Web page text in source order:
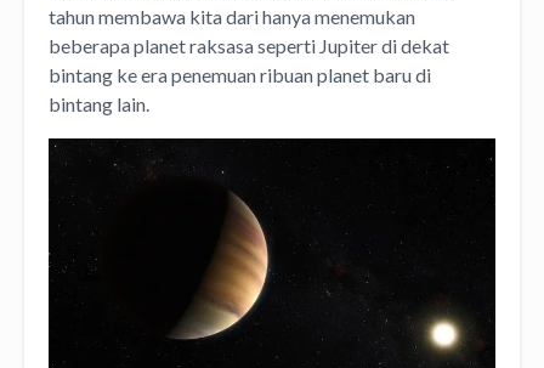
tahun membawa kita dari hanya menemukan
beberapa planet raksasa seperti Jupiter di dekat
bintang ke era penemuan ribuan planet baru di
bintang lain.